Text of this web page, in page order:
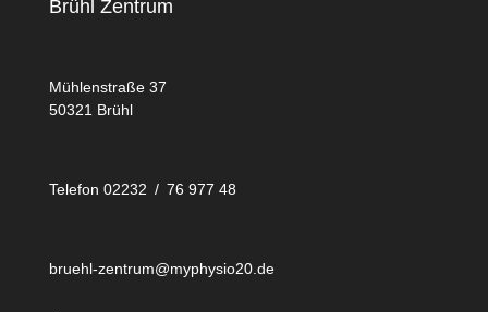
Brühl Zentrum
Mühlenstraße 37
50321 Brühl
Telefon 02232 / 76 977 48
bruehl-zentrum@myphysio20.de